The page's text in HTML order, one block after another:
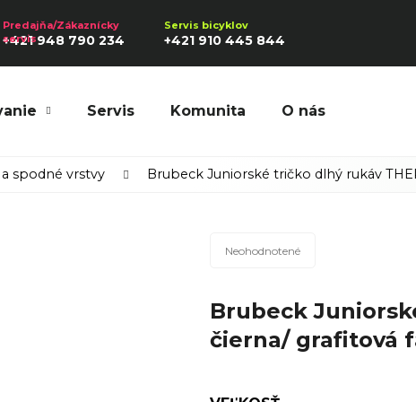
+421 948 790 234 +421 910 445 844
Servis Komunita O nás
spodné vrstvy Brubeck Juniorské tričko dlhý rukáv
Priemerné
je
0,0
z
Neohodnotené
Brubeck
čierna/ grafitová